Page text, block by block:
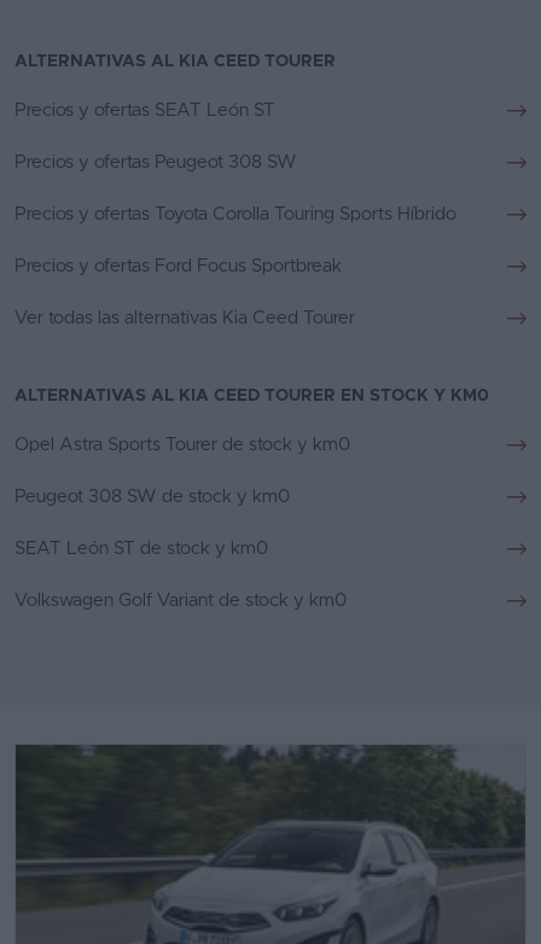
ALTERNATIVAS AL KIA CEED TOURER
Precios y ofertas SEAT León ST
Precios y ofertas Peugeot 308 SW
Precios y ofertas Toyota Corolla Touring Sports Híbrido
Precios y ofertas Ford Focus Sportbreak
Ver todas las alternativas Kia Ceed Tourer
ALTERNATIVAS AL KIA CEED TOURER EN STOCK Y KM0
Opel Astra Sports Tourer de stock y km0
Peugeot 308 SW de stock y km0
SEAT León ST de stock y km0
Volkswagen Golf Variant de stock y km0